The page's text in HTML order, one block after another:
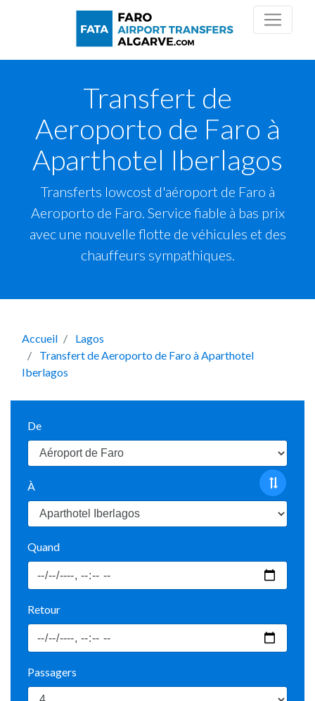
Transfert de
Aeroporto de Faro à
Aparthotel Iberlagos
Transferts lowcost d'aéroport de Faro à
Aeroporto de Faro. Service fiable à bas prix
avec une nouvelle flotte de véhicules et des
chauffeurs sympathiques.
Accueil
Lagos
Transfert de Aeroporto de Faro à Aparthotel
Iberlagos
De
À
Quand
Retour
Passagers